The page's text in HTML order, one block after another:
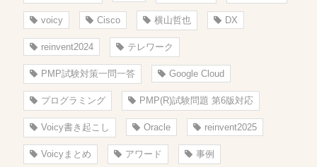
voicy Cisco 横山哲也 DX
reinvent2024 テレワーク
PMP試験対策一問一答 Google Cloud
プログラミング PMP(R)試験問題 第6版対応
Voicy書き起こし Oracle reinvent2025
Voicyまとめ アワード 事例